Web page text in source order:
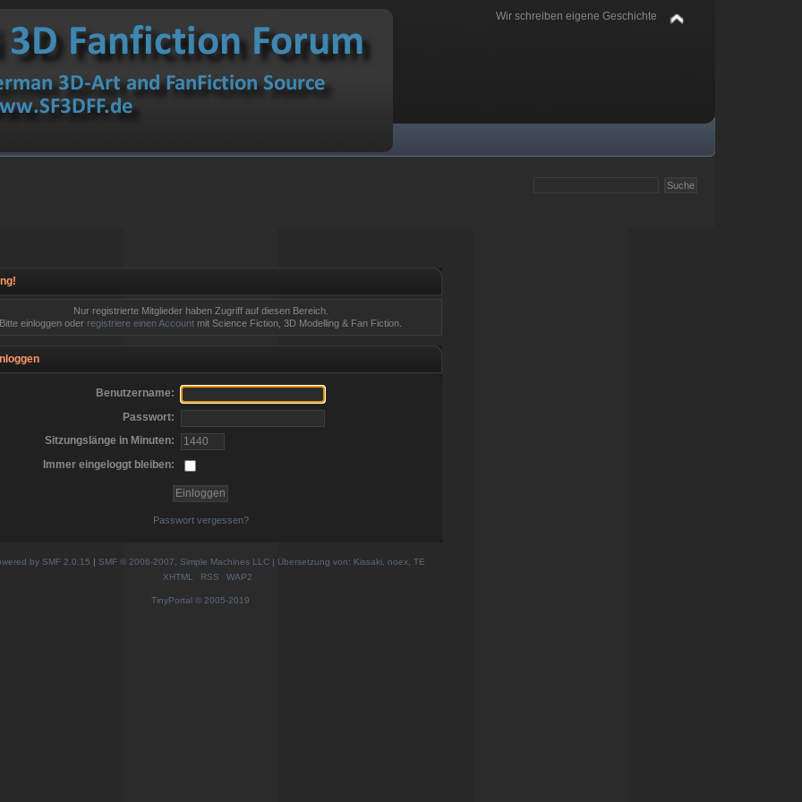
Wir schreiben eigene Geschichte
Nur registrierte Mitglieder haben Zugriff auf diesen Bereich.
Bitte einloggen oder registriere einen Account mit Science Fiction, 3D Modelling & Fan Fiction.
Benutzername:
Passwort:
Sitzungslänge in Minuten:
Immer eingeloggt bleiben:
Passwort vergessen?
by SMF 2.0.15 | SMF © 2006-2007, Simple Machines LLC | Übersetzung von: Kissaki, noex, TE
XHTML
RSS WAP2
TinyPortal © 2005-2019